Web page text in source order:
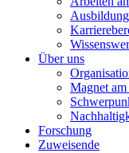
Ausbildung
Über uns
Magnet
Forschung
Zuweisende